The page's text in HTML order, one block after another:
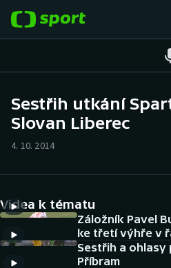
Hokej
Cyklistika
DALŠÍ SPORTY
Sestřih utkání
Slovan Liberec
4. 10. 2014
Videa k tématu
Záložník Pavel
ke třetí výhře v
Sestřih a ohlasy
Příbram